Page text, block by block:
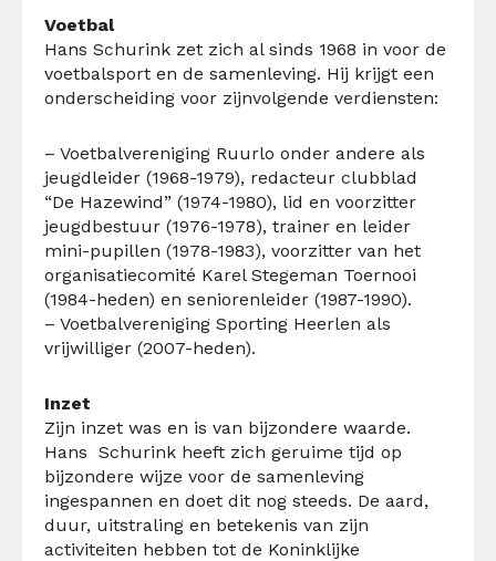
Voetbal
Hans Schurink zet zich al sinds 1968 in voor de
voetbalsport en de samenleving. Hij krijgt een
onderscheiding voor zijnvolgende verdiensten:
– Voetbalvereniging Ruurlo onder andere als
jeugdleider (1968-1979), redacteur clubblad
“De Hazewind” (1974-1980), lid en voorzitter
jeugdbestuur (1976-1978), trainer en leider
mini-pupillen (1978-1983), voorzitter van het
organisatiecomité Karel Stegeman Toernooi
(1984-heden) en seniorenleider (1987-1990).
– Voetbalvereniging Sporting Heerlen als
vrijwilliger (2007-heden).
Inzet
Zijn inzet was en is van bijzondere waarde.
Hans Schurink heeft zich geruime tijd op
bijzondere wijze voor de samenleving
ingespannen en doet dit nog steeds. De aard,
duur, uitstraling en betekenis van zijn
activiteiten hebben tot de Koninklijke